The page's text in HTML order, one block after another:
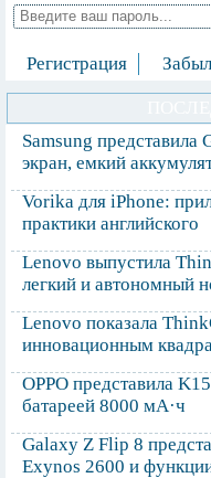
Регистрация
Samsung
экран, емкий
Vorika для iPhone:
практики английского
Lenovo выпустила
легкий и автономный
Lenovo показала
инновационным
OPPO представила
батареей 8000 мА·ч
Galaxy Z Flip 8
Exynos 2600 и